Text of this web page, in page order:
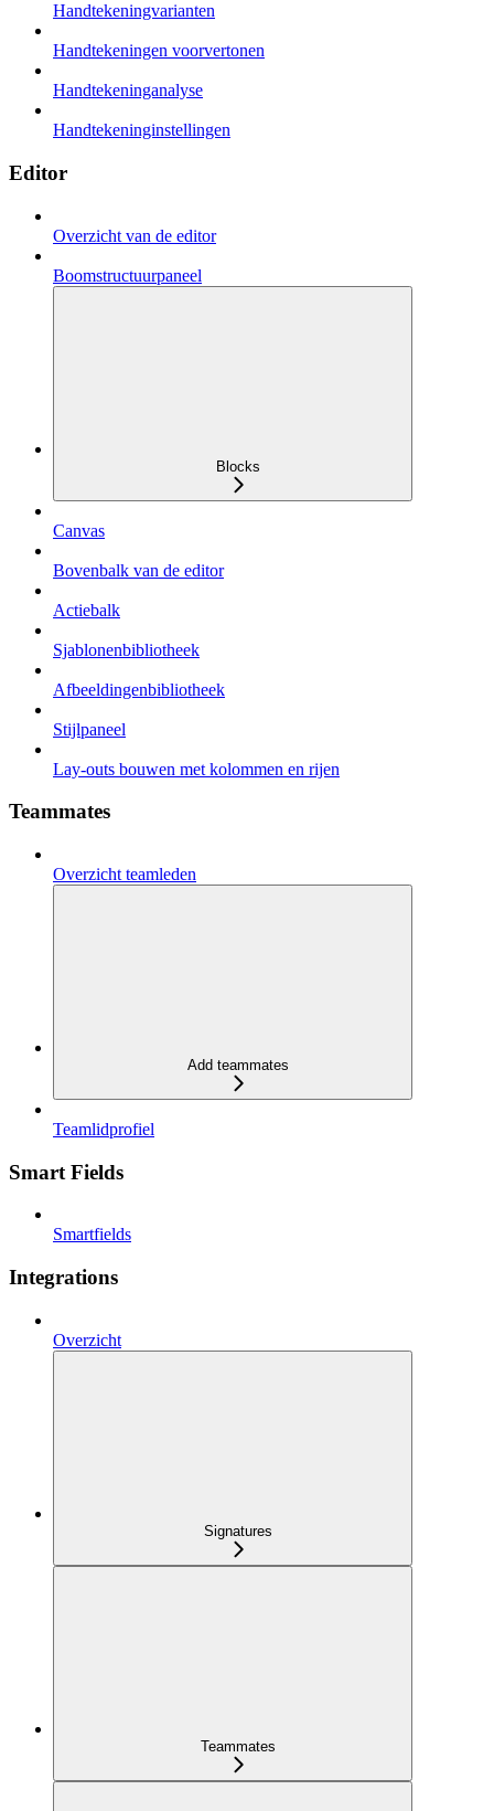
Handtekeningvarianten
Handtekeningen voorvertonen
Handtekeninganalyse
Handtekeninginstellingen
Editor
Overzicht van de editor
Boomstructuurpaneel
Blocks
Canvas
Bovenbalk van de editor
Actiebalk
Sjablonenbibliotheek
Afbeeldingenbibliotheek
Stijlpaneel
Lay-outs bouwen met kolommen en rijen
Teammates
Overzicht teamleden
Add teammates
Teamlidprofiel
Smart Fields
Smartfields
Integrations
Overzicht
Signatures
Teammates